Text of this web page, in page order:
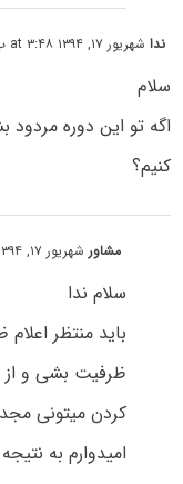
نداشهریور ۱۷, ۱۳۹۴ at ۳:۴۸ ب٫ظ
سلام
اگه تو این دوره
کنیم؟
مشاور شهریور ۱۷, ۱۳۹۴ at ۵:۲۵ ب٫ظ
سلام ندا
باید منتظر
ظرفیت بشی و از
کردن میتونی
امیدوارم به